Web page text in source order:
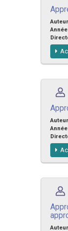
Auteur
Année
Auteur
Année
Auteur